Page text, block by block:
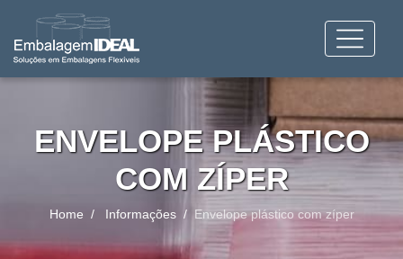
ENVELOPE PLÁSTICO
COM ZÍPER
Home Informações Envelope plástico com zíper